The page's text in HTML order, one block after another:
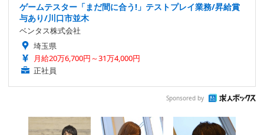
ゲームテスター「まだ間に合う!」テストプレイ業務/昇給賞
与あり/川口市並木
ベンタス株式会社
埼玉県
月給20万6,700円～31万4,000円
正社員
Sponsored by